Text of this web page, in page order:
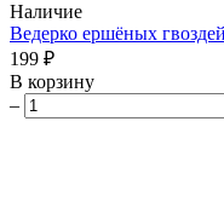
Наличие
Ведерко ершёных
199 ₽
В корзину
–